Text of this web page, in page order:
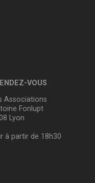
VOUS
Associations
Fonlupt
Lyon
à partir de 18h30